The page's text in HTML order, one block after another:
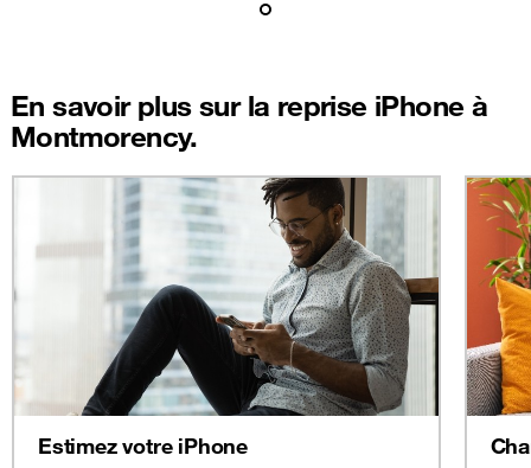
En savoir plus sur la reprise iPhone à
Montmorency.
Estimez votre iPhone